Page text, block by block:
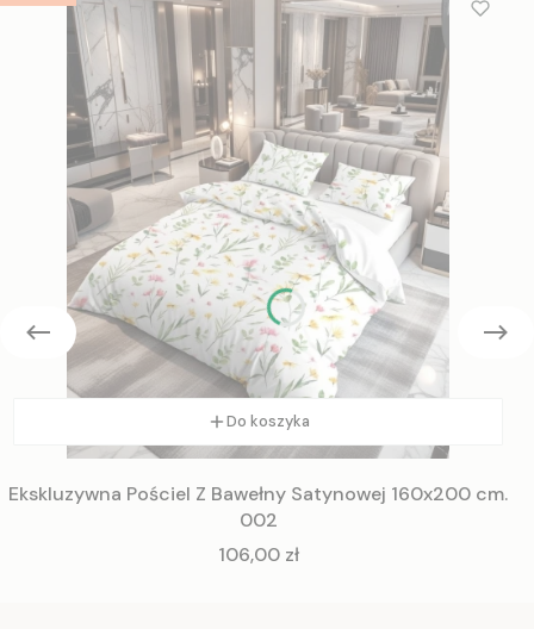
Do koszyka
Ekskluzywna Pościel Z Bawełny Satynowej 160x200 cm.
002
Cena
106,00 zł